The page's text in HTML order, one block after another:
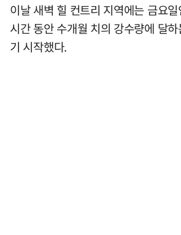
이날 새벽 힐 컨트리 지역에는 금요
시간 동안 수개월 치의 강수량에 달
기 시작했다.